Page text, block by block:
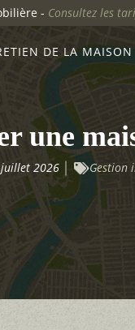
- Consultez les
DE LA MAISON
une
juillet 2026 Gestion
